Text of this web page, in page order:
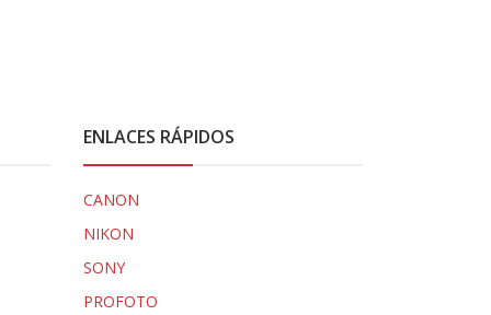
ENLACES RÁPIDOS
CANON
NIKON
SONY
PROFOTO